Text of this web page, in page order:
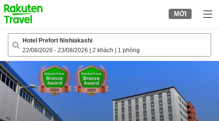
to
top
page
MỚI
Hotel Prefort Nishiakashi
22/08/2026 - 23/08/2026 2 khách 1 phòng